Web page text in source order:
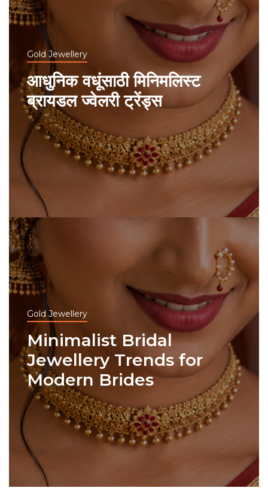
Gold Jewellery
आधुनिक वधूंसाठी मिनिमलिस्ट
ब्रायडल ज्वेलरी ट्रेंड्स
Gold Jewellery
Minimalist Bridal
Jewellery Trends for
Modern Brides